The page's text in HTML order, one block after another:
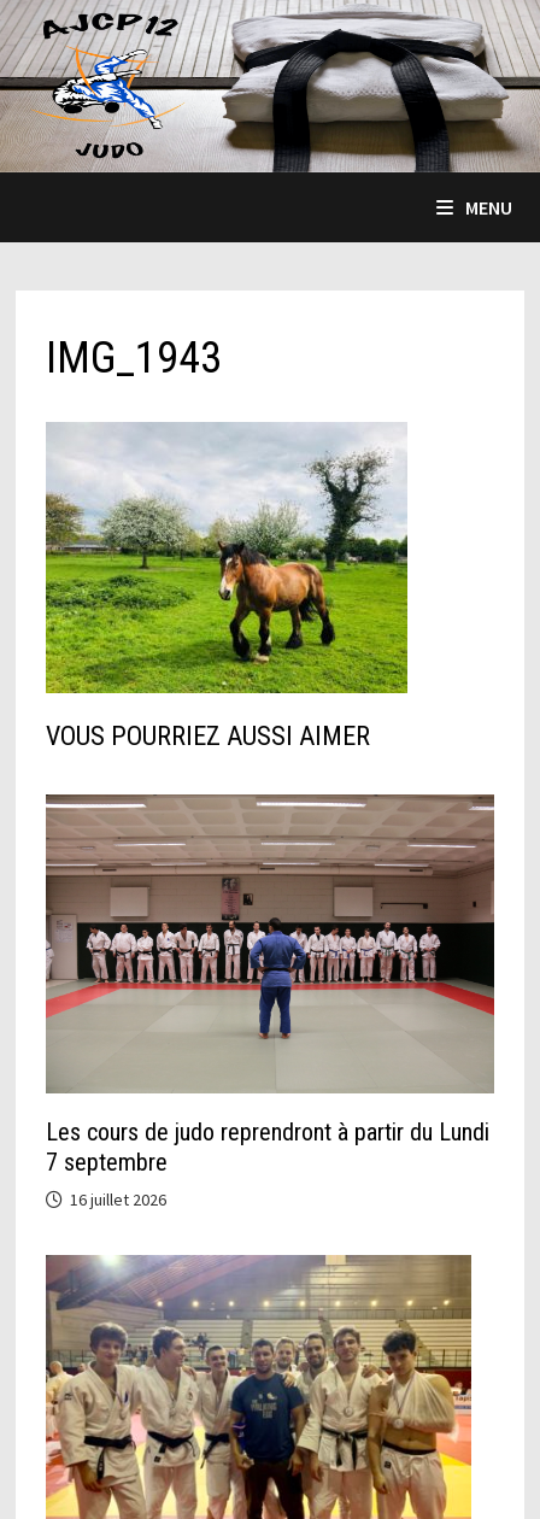
Passer
au
contenu
MENU
IMG_1943
VOUS POURRIEZ AUSSI AIMER
Les cours de judo reprendront à partir du Lundi
7 septembre
16 juillet 2026